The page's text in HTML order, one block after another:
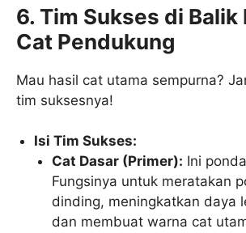
6. Tim Sukses di Balik
Cat Pendukung
Mau hasil cat utama sempurna?
tim suksesnya!
Isi Tim Sukses:
Cat Dasar (Primer): Ini
Fungsinya untuk meratakan
dinding, meningkatkan daya
dan membuat warna cat